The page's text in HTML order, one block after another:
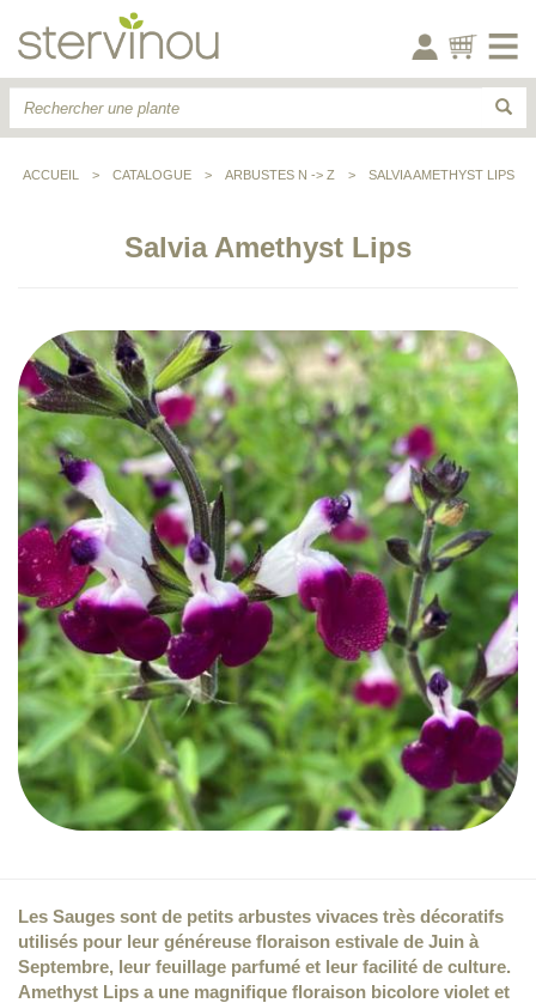
ACCUEIL > CATALOGUE > ARBUSTES N -> Z > SALVIA AMETHYST LIPS
Salvia Amethyst Lips
Les Sauges sont de petits arbustes vivaces très décoratifs
utilisés pour leur généreuse floraison estivale de Juin à
Septembre, leur feuillage parfumé et leur facilité de culture.
Amethyst Lips a une magnifique floraison bicolore violet et